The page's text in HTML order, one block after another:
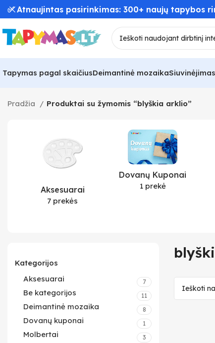
Tapymas pagal skaičiusDeimantinė mozaikaSiuvinėjimas
Pradžia Produktai su žymomis “blyškia arklio”
Aksesuarai
7 prekės
Dovanų Kuponai
1 prekė
Kategorijos
Aksesuarai
7
Be kategorijos 11
Deimantinė mozaika 8
Dovanų kuponai 1
Molbertai 3
✅ Atnaujintas pasirinkimas: 300+ naujų tapybos